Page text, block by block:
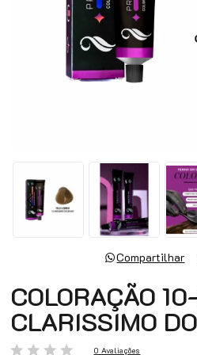
Compartilhar
COLORAÇÃO
CLARISSIMO
0 Avaliações